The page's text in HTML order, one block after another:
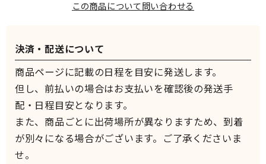
この商品について問い合わせる
決済・配送について
商品ページに記載の日程を目安に発送します。
但し、前払いの場合はお支払いを確認後の発送手
配・日程目安となります。
また、商品ごとに出荷場所が異なりますため、到着
が別々になる場合がございます。ご了承くださいま
せ。